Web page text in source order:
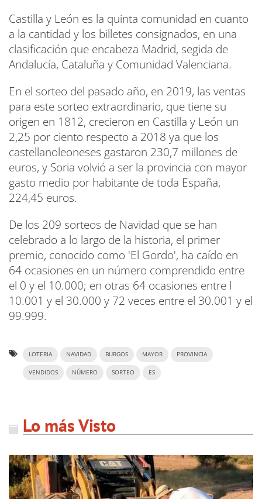
Castilla y León es la quinta comunidad en cuanto
a la cantidad y los billetes consignados, en una
clasificación que encabeza Madrid, segida de
Andalucía, Cataluña y Comunidad Valenciana.
En el sorteo del pasado año, en 2019, las ventas
para este sorteo extraordinario, que tiene su
origen en 1812, crecieron en Castilla y León un
2,25 por ciento respecto a 2018 ya que los
castellanoleoneses gastaron 230,7 millones de
euros, y Soria volvió a ser la provincia con mayor
gasto medio por habitante de toda España,
224,45 euros.
De los 209 sorteos de Navidad que se han
celebrado a lo largo de la historia, el primer
premio, conocido como 'El Gordo', ha caído en
64 ocasiones en un número comprendido entre
el 0 y el 10.000; en otras 64 ocasiones entre l
10.001 y el 30.000 y 72 veces entre el 30.001 y el
99.999.
LOTERIA NAVIDAD BURGOS MAYOR PROVINCIA
VENDIDOS NÚMERO SORTEO ES
Lo más Visto